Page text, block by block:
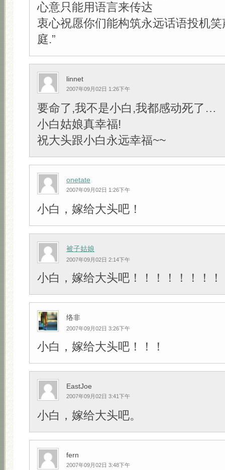
心意只能用语言来传达
衷心祝愿你们能构筑永远话语投机
庭.”
linnet
2007年09月02日 1:26下午
要命了,我不是小白,我都感动死了…
小白姑娘真幸福!
祝大头跟小白永远幸福~~
onetate
2007年09月02日 1:26下午
小白，嫁给大头吧！
被子姑娘
2007年09月02日 2:14下午
小白，嫁给大头吧！！！！！！！！
络非
2007年09月02日 3:26下午
小白，嫁给大头吧！！！
EastJoe
2007年09月02日 3:41下午
小白，嫁给大头吧。
fern
2007年09月02日 3:48下午